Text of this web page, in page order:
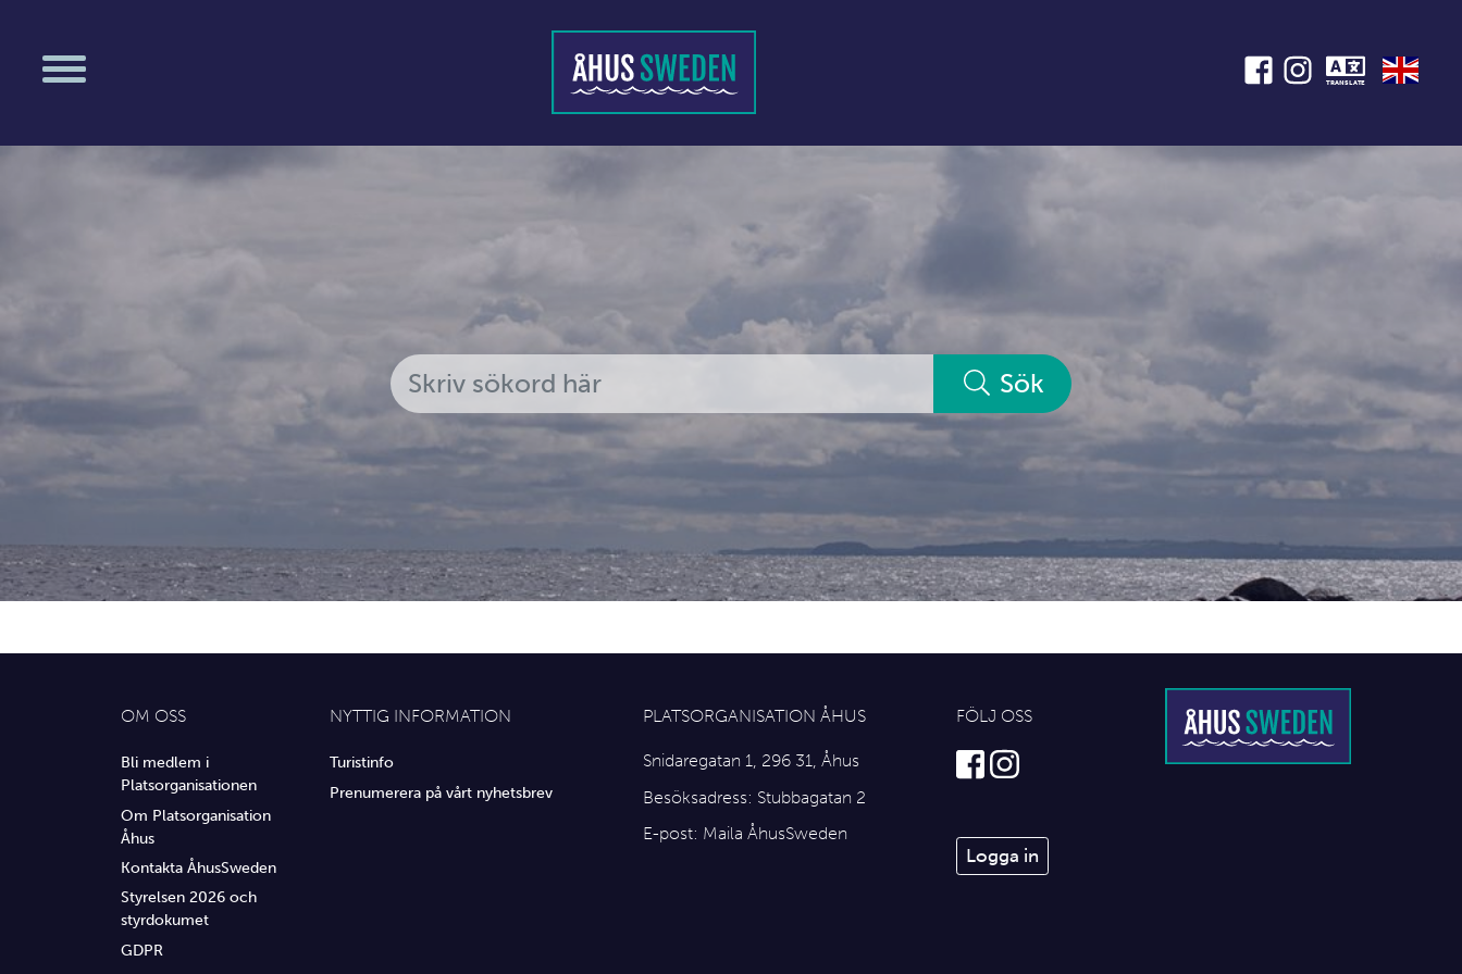
TRANSLATE
Sök
OM OSS
Bli medlem i
Platsorganisationen
Om Platsorganisation
Åhus
Kontakta ÅhusSweden
Styrelsen 2026 och
styrdokumet
GDPR
NYTTIG INFORMATION
Turistinfo
Prenumerera på vårt nyhetsbrev
PLATSORGANISATION ÅHUS
Snidaregatan 1, 296 31, Åhus
Besöksadress: Stubbagatan 2
E-post: Maila ÅhusSweden
FÖLJ OSS
Logga in